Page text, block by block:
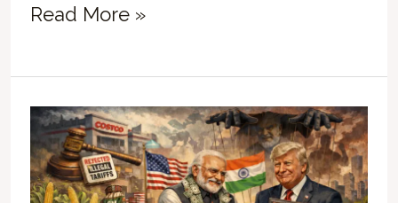
अमेरिका-
इराण
शिमग्याचं
कवित्व….##5
Read More »